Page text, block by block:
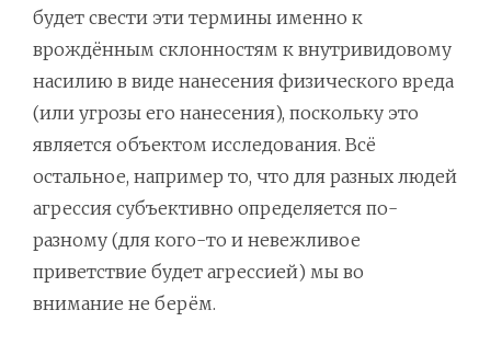
будет свести эти термины именно к
врождённым склонностям к внутривидовому
насилию в виде нанесения физического вреда
(или угрозы его нанесения), поскольку это
является объектом исследования. Всё
остальное, например то, что для разных людей
агрессия субъективно определяется по-
разному (для кого-то и невежливое
приветствие будет агрессией) мы во
внимание не берём.